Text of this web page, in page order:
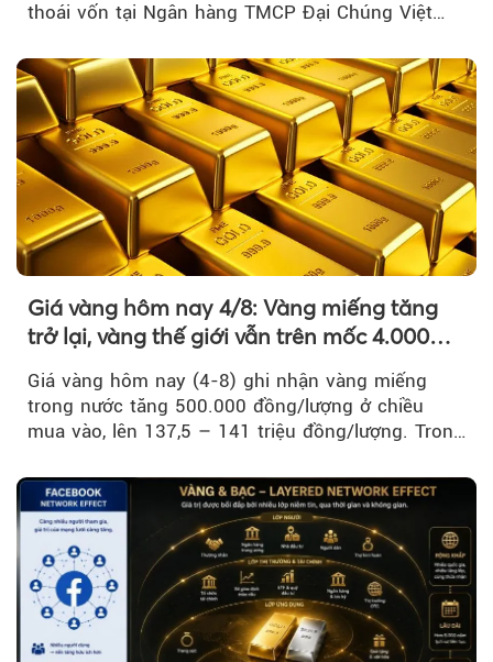
thoái vốn tại Ngân hàng TMCP Đại Chúng Việt
Giá vàng hôm nay 4/8: Vàng miếng tăng
trở lại, vàng thế giới vẫn trên mốc 4.000
Giá vàng hôm nay (4-8) ghi nhận vàng miếng
trong nước tăng 500.000 đồng/lượng ở chiều
mua vào, lên 137,5 – 141 triệu đồng/lượng. Trong
trì trên ngưỡng 4.000 USD/ounce.